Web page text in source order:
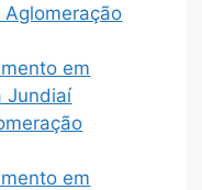
em
Jundiaí
em